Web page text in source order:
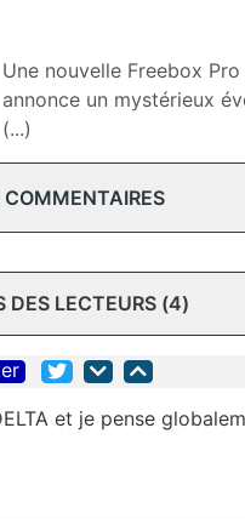
Une nouvelle Freebox Pro
annonce un mystérieux
(...)
DES LECTEURS (4)
et je pense